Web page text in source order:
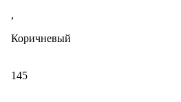
,
Коричневый
145